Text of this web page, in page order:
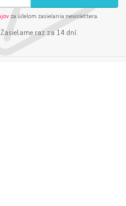
za účelom zasielania newslettera.
raz za 14 dní.